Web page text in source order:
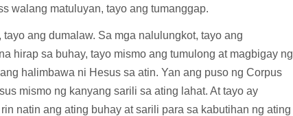
walang matuluyan, tayo ang tumanggap.
ang dumalaw. Sa mga nalulungkot, tayo ang
hirap sa buhay, tayo mismo ang tumulong at magbigay ng
halimbawa ni Hesus sa atin. Yan ang puso ng Corpus
mismo ng kanyang sarili sa ating lahat. At tayo ay
natin ang ating buhay at sarili para sa kabutihan ng ating